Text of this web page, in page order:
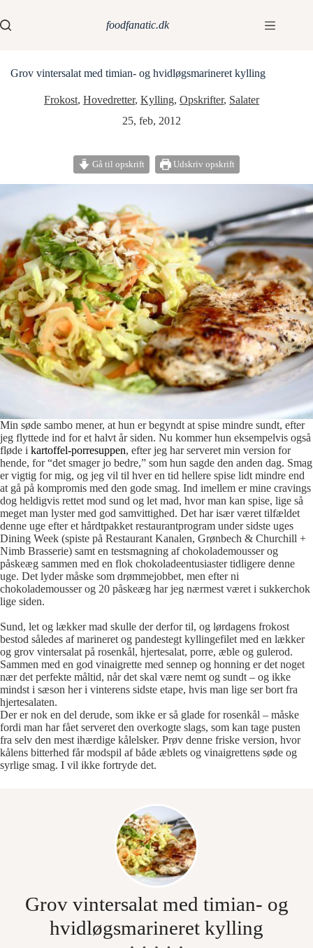
foodfanatic.dk
Grov vintersalat med timian- og hvidløgsmarineret kylling
Frokost,Hovedretter,Kylling,Opskrifter, Salater
25, feb, 2012
Gå til opskrift Udskriv opskrift
Min søde sambo mener, at hun er begyndt at spise mindre sundt, efter
jeg flyttede ind for et halvt år siden. Nu kommer hun eksempelvis også
fløde i kartoffel-porresuppen, efter jeg har serveret min version for
hende, for “det smager jo bedre,” som hun sagde den anden dag. Smag
er vigtig for mig, og jeg vil til hver en tid hellere spise lidt mindre end
at gå på kompromis med den gode smag. Ind imellem er mine cravings
dog heldigvis rettet mod sund og let mad, hvor man kan spise, lige så
meget man lyster med god samvittighed. Det har især været tilfældet
denne uge efter et hårdtpakket restaurantprogram under sidste uges
Dining Week (spiste på Restaurant Kanalen, Grønbech & Churchill +
Nimb Brasserie) samt en testsmagning af chokolademousser og
påskeæg sammen med en flok chokoladeentusiaster tidligere denne
uge. Det lyder måske som drømmejobbet, men efter ni
chokolademousser og 20 påskeæg har jeg nærmest været i sukkerchok
lige siden.
Sund, let og lækker mad skulle der derfor til, og lørdagens frokost
bestod således af marineret og pandestegt kyllingefilet med en lækker
og grov vintersalat på rosenkål, hjertesalat, porre, æble og gulerod.
Sammen med en god vinaigrette med sennep og honning er det noget
nær det perfekte måltid, når det skal være nemt og sundt – og ikke
mindst i sæson her i vinterens sidste etape, hvis man lige ser bort fra
hjertesalaten.
Der er nok en del derude, som ikke er så glade for rosenkål – måske
fordi man har fået serveret den overkogte slags, som kan tage pusten
fra selv den mest ihærdige kålelsker. Prøv denne friske version, hvor
kålens bitterhed får modspil af både æblets og vinaigrettens søde og
syrlige smag. I vil ikke fortryde det.
Grov vintersalat med timian- og
hvidløgsmarineret kylling